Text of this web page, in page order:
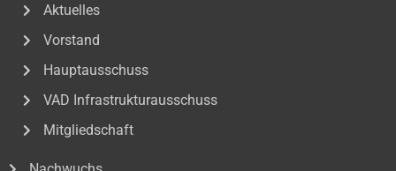
Aktuelles
Vorstand
Hauptausschuss
VAD Infrastrukturausschuss
Mitgliedschaft